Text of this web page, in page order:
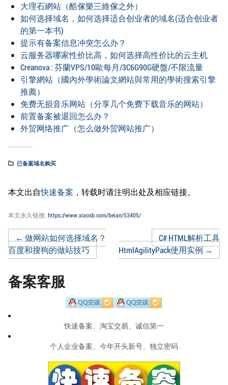
大理石網站（酷傢樂三維傢之外）
如何选择域名，如何选择适合创业者的域名(适合创业者
的第一本书)
提示有备案信息冲突怎么办？
云服务器哪家性价比高，如何选择高性价比的云主机
Creanova : 芬蘭VPS/10歐每月/3C6G90G硬盤/不限流量
引擎網站（國內外學術論文網站與常用的學術搜索引擎
推薦）
免费无损音乐网站（分享几个免费下载音乐的网站）
前置备案被退回怎么办？
外贸网络推广（怎么做外贸网站推广）
已备案域名购买
本文出自快速备案 ，转载时请注明出处及相应链接。
本文永久链接: https://www.xiaosb.com/beian/53405/
Post
navigation
← 做网站如何选择域名？
百度和搜狗的做站技巧
C# HTML解析工具
HtmlAgilityPack使用实例→
备案客服
快速备案、淘宝交易、诚信第一
个人企业备案、今年开头新号、独立密码